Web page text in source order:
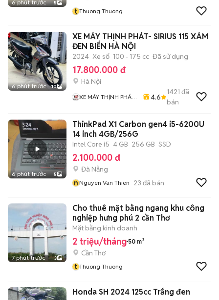
6 phút trước 5
t Thuong Thuong
6 phút trước 10
XE MÁY THỊNH PHÁT- SIRIUS 115 XÁM
ĐEN BIỂN HÀ NỘI
2024 Xe số 100 - 175 cc Đã sử dụng
17.800.000 đ
Hà Nội
XE MÁY THỊNH PHÁT
4.6
1421 đã
bán
6 phút trước 5
ThinkPad X1 Carbon gen4 i5-6200U
14 inch 4GB/256G
Intel Core i5 4 GB 256 GB SSD
2.100.000 đ
Đà Nẵng
nNguyen Van Thien 23 đã bán
7 phút trước 3
Cho thuê mặt bằng ngang khu công
nghiệp hưng phú 2 cần Thơ
Mặt bằng kinh doanh
2 triệu/tháng 50 m²
Cần Thơ
t Thuong Thuong
Honda SH 2024 125cc Trắng đen